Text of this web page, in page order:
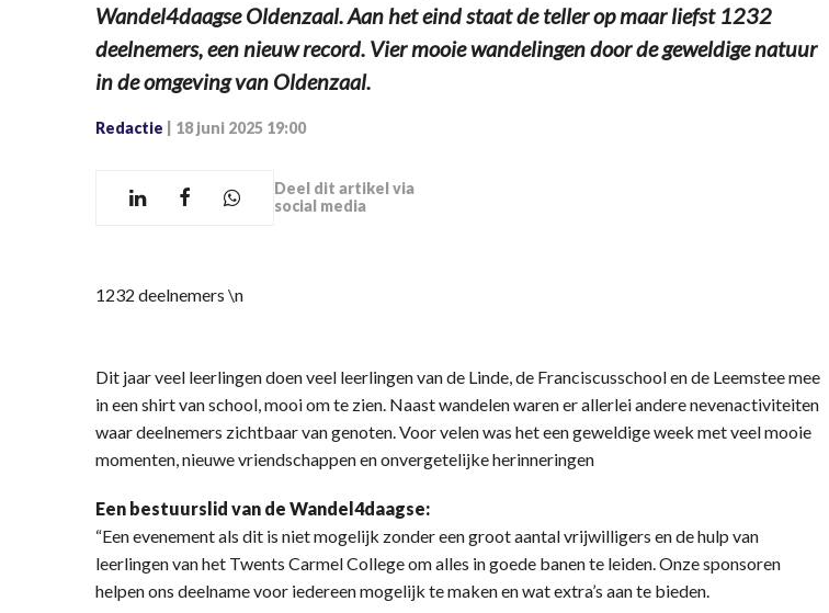
Wandel4daagse Oldenzaal. Aan het eind staat de teller op maar liefst 1232
deelnemers, een nieuw record. Vier mooie wandelingen door de geweldige natuur
in de omgeving van Oldenzaal.
Redactie 18 juni 2025 19:00
Deel dit artikel via
social media
1232 deelnemers \n
Dit jaar veel leerlingen doen veel leerlingen van de Linde, de Franciscusschool en de Leemstee mee
in een shirt van school, mooi om te zien. Naast wandelen waren er allerlei andere nevenactiviteiten
waar deelnemers zichtbaar van genoten. Voor velen was het een geweldige week met veel mooie
momenten, nieuwe vriendschappen en onvergetelijke herinneringen
Een bestuurslid van de Wandel4daagse:
“Een evenement als dit is niet mogelijk zonder een groot aantal vrijwilligers en de hulp van
leerlingen van het Twents Carmel College om alles in goede banen te leiden. Onze sponsoren
helpen ons deelname voor iedereen mogelijk te maken en wat extra’s aan te bieden.